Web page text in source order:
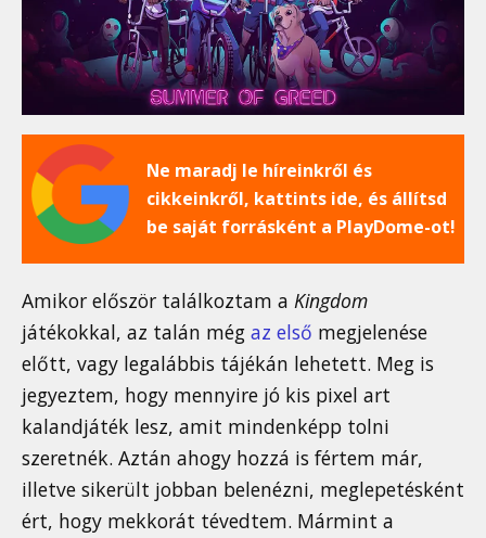
Ne maradj le híreinkről és
cikkeinkről, kattints ide, és állítsd
be saját forrásként a PlayDome-ot!
Amikor először találkoztam a Kingdom
játékokkal, az talán még az első megjelenése
előtt, vagy legalábbis tájékán lehetett. Meg is
jegyeztem, hogy mennyire jó kis pixel art
kalandjáték lesz, amit mindenképp tolni
szeretnék. Aztán ahogy hozzá is fértem már,
illetve sikerült jobban belenézni, meglepetésként
ért, hogy mekkorát tévedtem. Mármint a